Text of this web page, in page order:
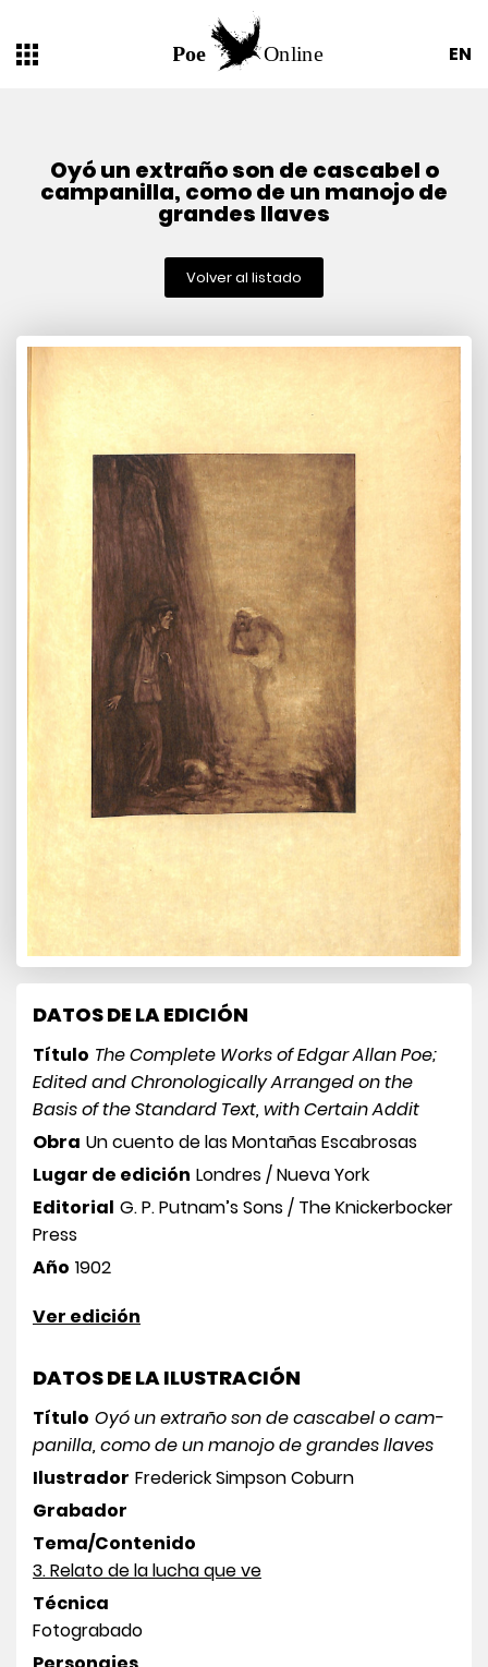
EN
Oyó un extraño son de cascabel o
cam­panilla, como de un manojo de
grandes llaves
Volver al listado
DATOS DE LA EDICIÓN
Título The Complete Works of Edgar Allan Poe;
Edited and Chronologically Arranged on the
Basis of the Standard Text, with Certain Addit
Obra Un cuento de las Montañas Escabrosas
Lugar de edición Londres / Nueva York
Editorial G. P. Putnam’s Sons / The Knickerbocker
Press
Año 1902
Ver edición
DATOS DE LA ILUSTRACIÓN
Título Oyó un extraño son de cascabel o cam­
panilla, como de un manojo de grandes llaves
Ilustrador Frederick Simpson Coburn
Grabador
Tema/Contenido
3. Relato de la lucha que ve
Técnica
Fotograbado